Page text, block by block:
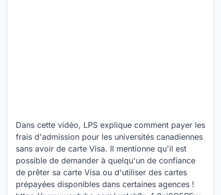
Dans cette vidéo, LPS explique comment payer les
frais d'admission pour les universités canadiennes
sans avoir de carte Visa. Il mentionne qu'il est
possible de demander à quelqu'un de confiance
de prêter sa carte Visa ou d'utiliser des cartes
prépayées disponibles dans certaines agences !